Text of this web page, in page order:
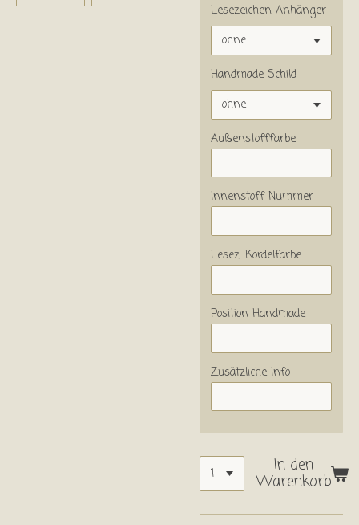
Lesezeichen Anhänger
Handmade Schild
Außenstofffarbe
Innenstoff Nummer
Lesez. Kordelfarbe
Position Handmade
Zusätzliche Info
In den
Warenkorb